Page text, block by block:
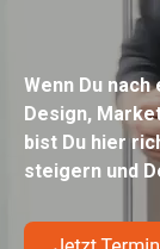
Wenn Du
Design,
bist Du hier
steigern und